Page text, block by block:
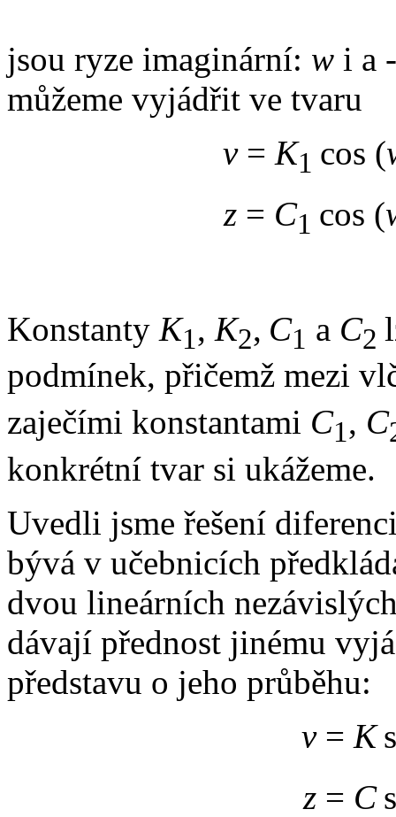
jsou ryze imaginární: w i a -
můžeme vyjádřit ve tvaru
v = K1 cos (
z = C1 cos (
Konstanty K1, K2, C1 a C2
podmínek, přičemž mezi
zaječími konstantami C1, C
konkrétní tvar si ukážeme.
Uvedli jsme řešení
bývá v učebnicích
dvou lineárních
dávají přednost jinému
představu o jeho průběhu:
v = K
z = C